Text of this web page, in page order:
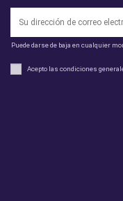
Puede darse de baja en cualquier
Acepto las condiciones